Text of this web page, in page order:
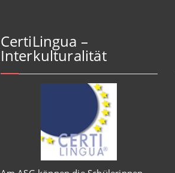
CertiLingua –
Interkulturalität